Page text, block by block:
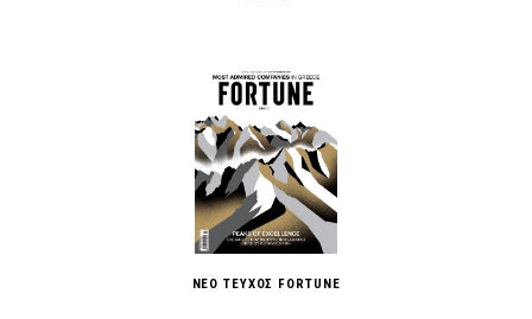
ΝΕΟ ΤΕΥΧΟΣ FORTUNE